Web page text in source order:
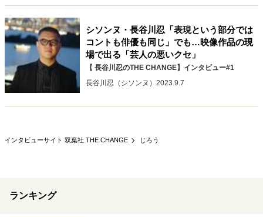
リーダーの流儀 変革の原動力
次世代へのバトン
トップが描く未来
マインドセット
重圧との向き合い方 一流のルーティン
ライフスタイル・生き方
病が教えてくれたこと
シソンヌ・長谷川忍「表現という部分では
コントも俳優も同じ」でも…映像作品の現
場で出る「芸人の悪いクセ」
【 長谷川忍のTHE CHANGE】インタビュー#1
長谷川忍（シソンヌ） 2023.9.7
インタビューサイト 双葉社 THE CHANGE じろう
ランキング